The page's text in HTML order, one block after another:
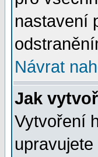
nastavení
Návrat
Jak
Vytvoření